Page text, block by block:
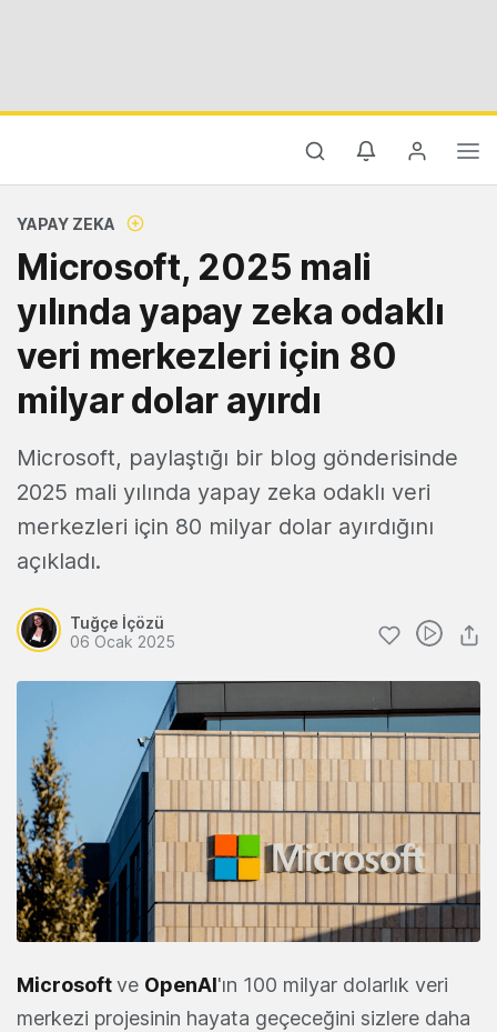
YAPAY ZEKA
Microsoft, 2025 mali
yılında yapay zeka odaklı
veri merkezleri için 80
milyar dolar ayırdı
Microsoft, paylaştığı bir blog gönderisinde
2025 mali yılında yapay zeka odaklı veri
merkezleri için 80 milyar dolar ayırdığını
açıkladı.
Tuğçe İçözü
06 Ocak 2025
Microsoftve OpenAI'ın 100 milyar dolarlık veri
merkezi projesinin hayata geçeceğini sizlere daha